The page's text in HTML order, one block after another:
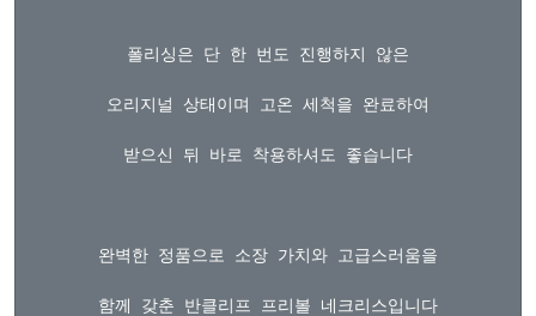
폴리싱은 단 한 번도 진행하지 않은
오리지널 상태이며 고온 세척을 완료하여
받으신 뒤 바로 착용하셔도 좋습니다
완벽한 정품으로 소장 가치와 고급스러움을
함께 갖춘 반클리프 프리볼 네크리스입니다